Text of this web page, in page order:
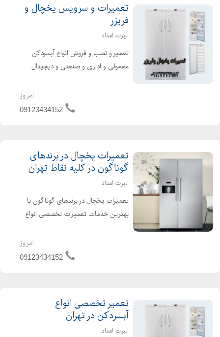
تعمیرات و سرویس یخچال و
فریزر
البرت امداد
تعمیر و نصب و فروش انواع آبسردکن
معمولی و اداری و صنعتی و دیجیتال
خانگی وصنعتی،ساید بای ساید وانواع
آبسردکن با فیلترهای مصرفی تعمیر در
امروز
09123434152
تعمیرات یخچال در برندهای
گوناگون در کلیه نقاط تهران
البرت امداد
تعمیرات یخچال در برندهای گوناگون با
بهترین خدمات تعمیرات تخصصی انواع
تعمیر یک ساعته در منزل شما همین
الان سراسر تهران ، بدون تعطیلی مجری
امروز
09123434152
تعمیر تخصصی انواع
آبسردکن در تهران
البرت امداد